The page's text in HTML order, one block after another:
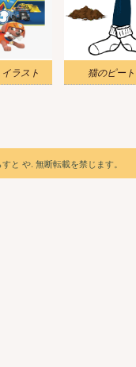
ラスト 猫のピー
と や. 無断転載を禁じます。